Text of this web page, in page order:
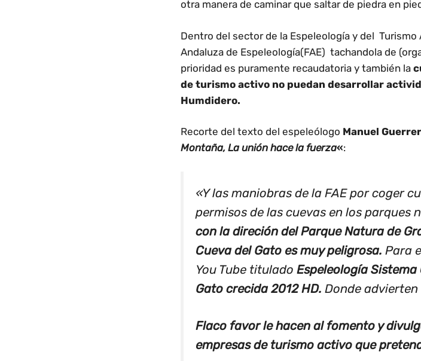
otra manera de caminar que saltar de piedra en
Dentro del sector de la Espeleología y del
Andaluza de Espeleología(FAE) tachandola de
prioridad es puramente recaudatoria y también la
de turismo activo no puedan desarrollar
Humdidero.
Recorte del texto del espeleólogo Manuel
Montaña, La unión hace la fuerza«:
«Y las maniobras de la FAE por coger
permisos de las cuevas en los parques
con la direción del Parque Natura de
Cueva del Gato es muy peligrosa. Para
You Tube titulado Espeleología
Gato crecida 2012 HD. Donde advierten
Flaco favor le hacen al fomento y
empresas de turismo activo que